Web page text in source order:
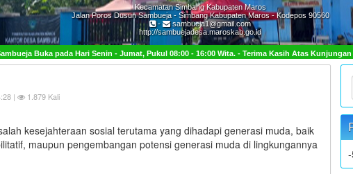
Kecamatan Simbang Kabupaten Maros
Jalan Poros Dusun Sambueja - Simbang Kabupaten Maros - Kodepos 90560
-
sambueja1@gmail.com
http://sambuejadesa.maroskab.go.id
- Jumat, Pukul 08:00 - 16:00 Wita. - Terima Kasih Atas Kunjungan Anda.
| 1.879 Kali
kesejahteraan sosial terutama yang dihadapi generasi muda, baik
maupun pengembangan potensi generasi muda di lingkungannya